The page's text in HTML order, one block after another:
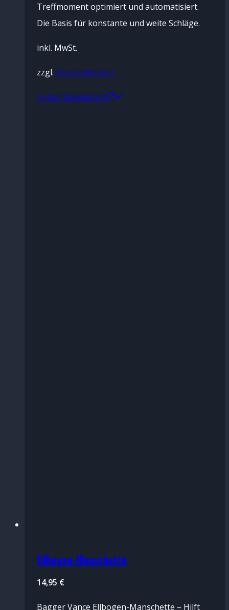
Treffmoment optimiert und automatisiert.
Die Basis für konstante und weite Schläge.
inkl. MwSt.
zzgl. Versandkosten
In den Warenkorb
Ellbogen-Manschette
14,95 €
Bagger Vance Ellbogen-Manschette – Hilft